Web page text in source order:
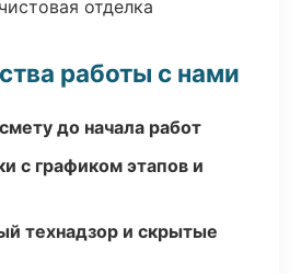
отделка
работы с нами
до начала работ
с графиком этапов и
технадзор и скрытые